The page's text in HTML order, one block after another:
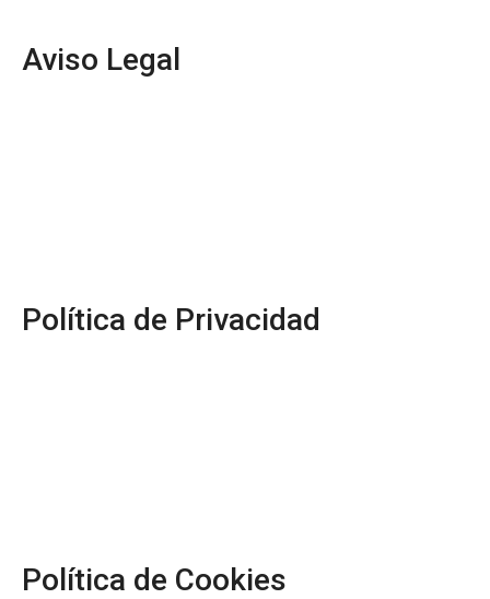
Aviso Legal
Política de Privacidad
Política de Cookies